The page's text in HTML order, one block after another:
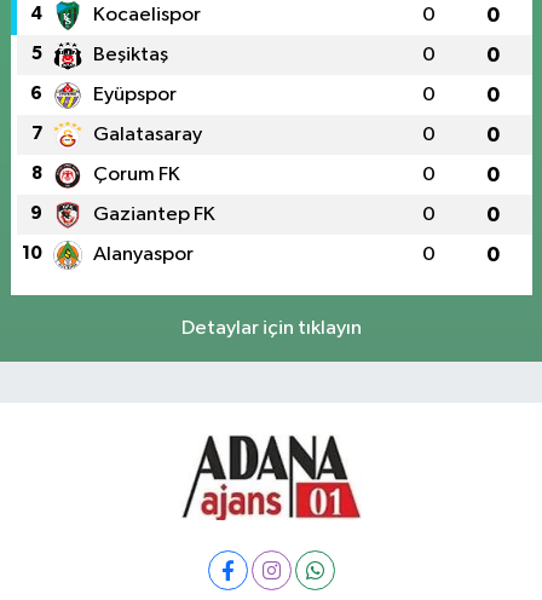
4 Kocaelispor 0 0
5 Beşiktaş 0 0
6 Eyüpspor 0 0
7 Galatasaray 0 0
8 Çorum FK 0 0
9 Gaziantep FK 0 0
10 Alanyaspor 0 0
Detaylar için tıklayın